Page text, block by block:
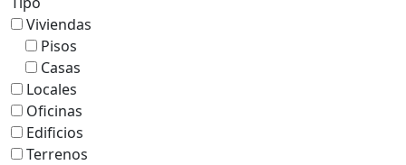
Viviendas
Pisos
Casas
Locales
Oficinas
Edificios
Terrenos